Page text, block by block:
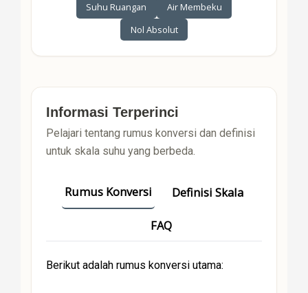
Suhu Ruangan
Air Membeku
Nol Absolut
Informasi Terperinci
Pelajari tentang rumus konversi dan definisi
untuk skala suhu yang berbeda.
Rumus Konversi Definisi Skala
FAQ
Berikut adalah rumus konversi utama: